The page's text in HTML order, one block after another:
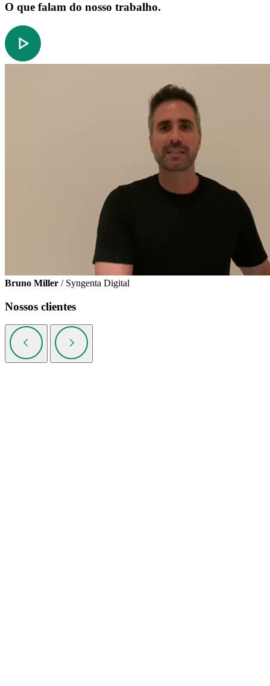
O que falam do nosso trabalho.
Bruno Miller / Syngenta Digital
Nossos clientes